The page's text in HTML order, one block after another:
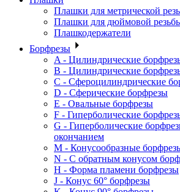
Плашки для метрической
Плашки для дюймовой
Плашкодержатели
Борфрезы
A - Цилиндрические
B - Цилиндрические
C - Сфероцилиндрические
D - Сферические борфрезы
E - Овальные борфрезы
F - Гиперболические
G - Гиперболические
окончанием
M - Конусообразные
N - С обратным конусом
H - Форма пламени борфрезы
J - Конус 60° борфрезы